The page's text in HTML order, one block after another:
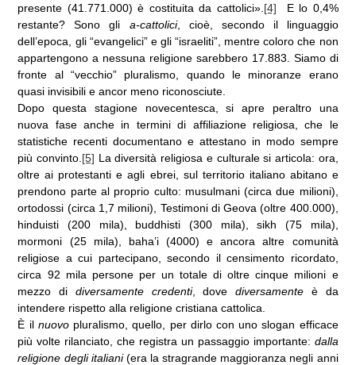
presente (41.771.000) è costituita da cattolici». [4] E lo 0,4%
restante? Sono gli a-cattolici, cioè, secondo il linguaggio
dell’epoca, gli “evangelici” e gli “israeliti”, mentre coloro che non
appartengono a nessuna religione sarebbero 17.883. Siamo di
fronte al “vecchio” pluralismo, quando le minoranze erano
quasi invisibili e ancor meno riconosciute.
Dopo questa stagione novecentesca, si apre peraltro una
nuova fase anche in termini di affiliazione religiosa, che le
statistiche recenti documentano e attestano in modo sempre
più convinto. [5] La diversità religiosa e culturale si articola: ora,
oltre ai protestanti e agli ebrei, sul territorio italiano abitano e
prendono parte al proprio culto: musulmani (circa due milioni),
ortodossi (circa 1,7 milioni), Testimoni di Geova (oltre 400.000),
hinduisti (200 mila), buddhisti (300 mila), sikh (75 mila),
mormoni (25 mila), baha’i (4000) e ancora altre comunità
religiose a cui partecipano, secondo il censimento ricordato,
circa 92 mila persone per un totale di oltre cinque milioni e
mezzo di diversamente credenti, dovediversamente è da
intendere rispetto alla religione cristiana cattolica.
È il nuovopluralismo, quello, per dirlo con uno slogan efficace
più volte rilanciato, che registra un passaggio importante: dalla
religione degli italiani(era la stragrande maggioranza negli anni